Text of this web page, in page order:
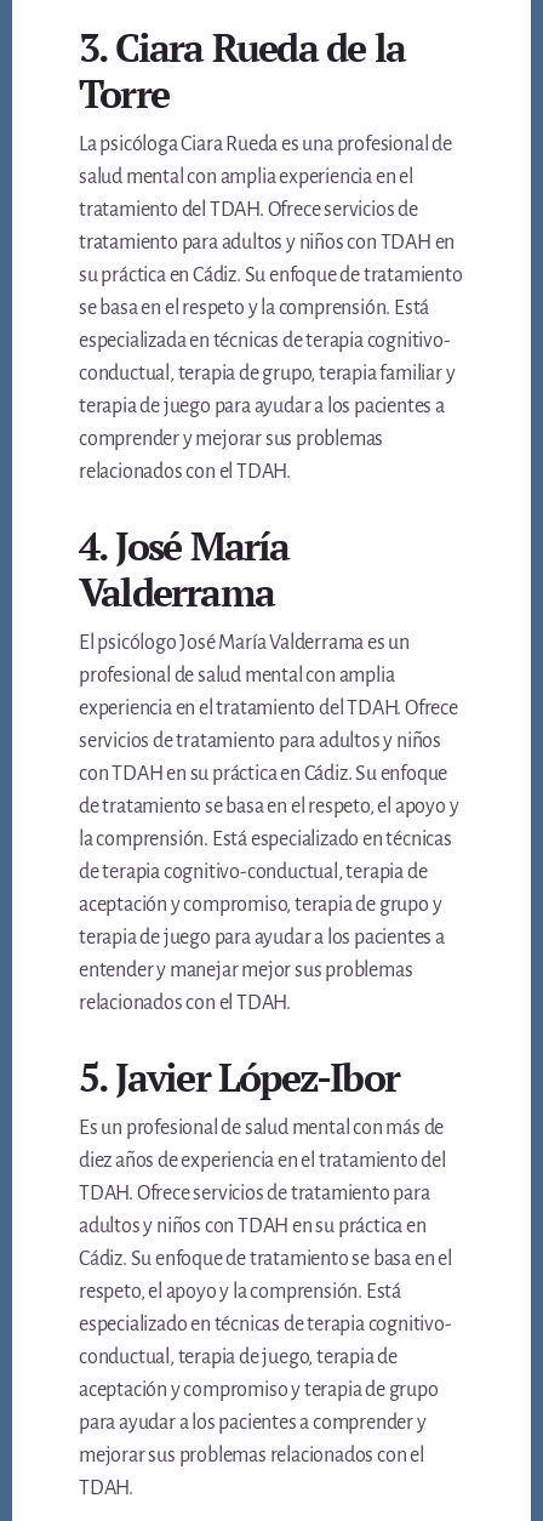
3. Ciara Rueda de la
Torre
La psicóloga Ciara Rueda es una profesional de
salud mental con amplia experiencia en el
tratamiento del TDAH. Ofrece servicios de
tratamiento para adultos y niños con TDAH en
su práctica en Cádiz. Su enfoque de tratamiento
se basa en el respeto y la comprensión. Está
especializada en técnicas de terapia cognitivo-
conductual, terapia de grupo, terapia familiar y
terapia de juego para ayudar a los pacientes a
comprender y mejorar sus problemas
relacionados con el TDAH.
4. José María
Valderrama
El psicólogo José María Valderrama es un
profesional de salud mental con amplia
experiencia en el tratamiento del TDAH. Ofrece
servicios de tratamiento para adultos y niños
con TDAH en su práctica en Cádiz. Su enfoque
de tratamiento se basa en el respeto, el apoyo y
la comprensión. Está especializado en técnicas
de terapia cognitivo-conductual, terapia de
aceptación y compromiso, terapia de grupo y
terapia de juego para ayudar a los pacientes a
entender y manejar mejor sus problemas
relacionados con el TDAH.
5. Javier López-Ibor
Es un profesional de salud mental con más de
diez años de experiencia en el tratamiento del
TDAH. Ofrece servicios de tratamiento para
adultos y niños con TDAH en su práctica en
Cádiz. Su enfoque de tratamiento se basa en el
respeto, el apoyo y la comprensión. Está
especializado en técnicas de terapia cognitivo-
conductual, terapia de juego, terapia de
aceptación y compromiso y terapia de grupo
para ayudar a los pacientes a comprender y
mejorar sus problemas relacionados con el
TDAH.